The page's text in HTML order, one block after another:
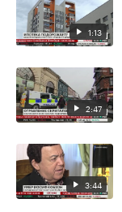
1:13
2:47
3:44